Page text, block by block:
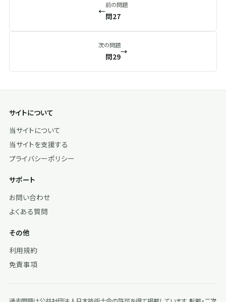
←
前の問題
問27
次の問題
問29
→
サイトについて
当サイトについて
当サイトを支援する
プライバシーポリシー
サポート
お問い合わせ
よくある質問
その他
利用規約
免責事項